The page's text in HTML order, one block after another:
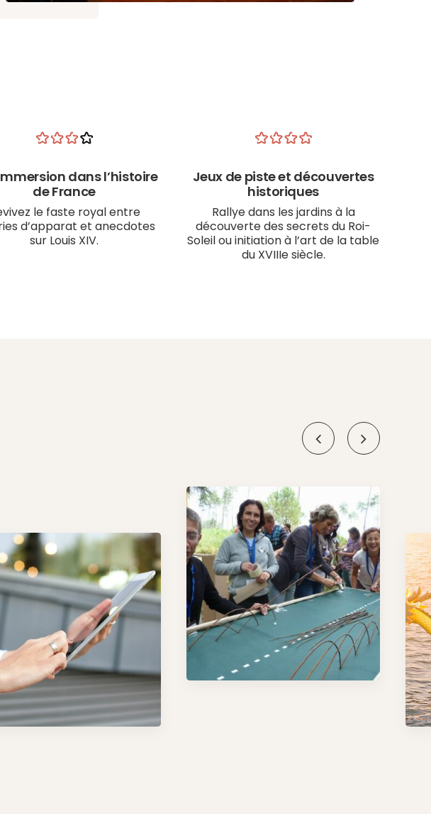
dans l’histoire
de France
le faste royal entre
d’apparat et anecdotes
sur Louis XIV.
Jeux de piste et découvertes
historiques
Rallye dans les jardins à la
découverte des secrets du Roi-
Soleil ou initiation à l’art de la table
du XVIIIe siècle.